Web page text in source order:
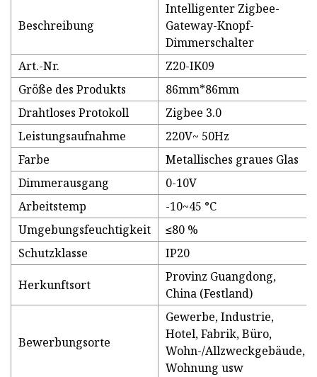
Beschreibung
Intelligenter Zigbee-
Gateway-Knopf-
Dimmerschalter
Art.-Nr.
Z20-IK09
Größe des Produkts
86mm*86mm
Drahtloses Protokoll
Zigbee 3.0
Leistungsaufnahme
220V~ 50Hz
Farbe
Metallisches graues Glas
Dimmerausgang
0-10V
Arbeitstemp
-10~45 °C
Umgebungsfeuchtigkeit
≤80 %
Schutzklasse
IP20
Herkunftsort
Provinz Guangdong,
China (Festland)
Bewerbungsorte
Gewerbe, Industrie,
Hotel, Fabrik, Büro,
Wohn-/Allzweckgebäude,
Wohnung usw